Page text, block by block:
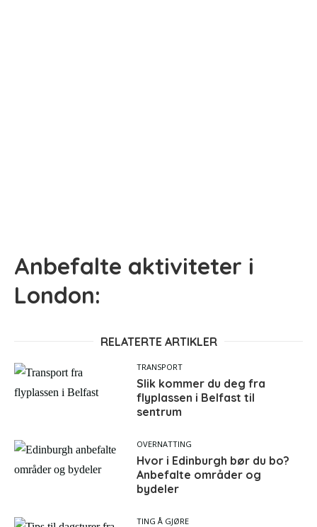
Anbefalte aktiviteter i
London:
RELATERTE ARTIKLER
TRANSPORT
Slik kommer du deg fra
flyplassen i Belfast til
sentrum
OVERNATTING
Hvor i Edinburgh bør du bo?
Anbefalte områder og
bydeler
TING Å GJØRE